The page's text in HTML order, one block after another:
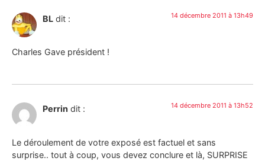
BL dit : 14 décembre 2011 à 13h49
Charles Gave président !
Perrin dit : 14 décembre 2011 à 13h52
Le déroulement de votre exposé est factuel et sans
surprise.. tout à coup, vous devez conclure et là, SURPRISE